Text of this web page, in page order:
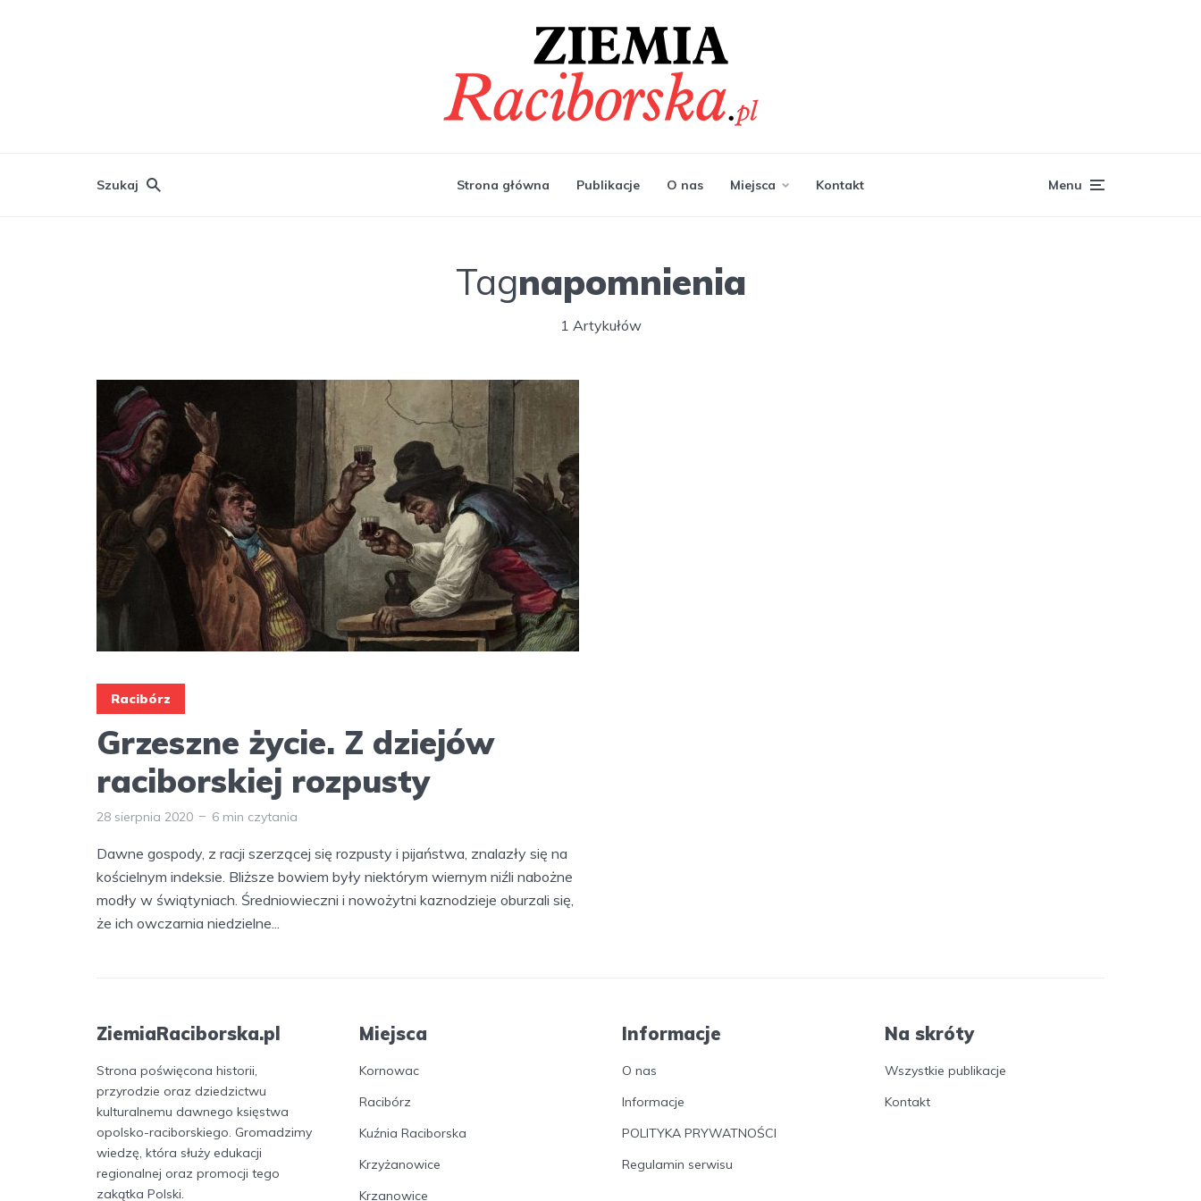
Szukaj Strona główna Publikacje O nas Miejsca Kontakt Menu
Tagnapomnienia
1 Artykułów
Racibórz
Grzeszne życie. Z dziejów
raciborskiej rozpusty
28 sierpnia 2020 6 min czytania
Dawne gospody, z racji szerzącej się rozpusty i pijaństwa, znalazły się na
kościelnym indeksie. Bliższe bowiem były niektórym wiernym niźli nabożne
modły w świątyniach. Średniowieczni i nowożytni kaznodzieje oburzali się,
że ich owczarnia niedzielne...
ZiemiaRaciborska.pl
Strona poświęcona historii,
przyrodzie oraz dziedzictwu
kulturalnemu dawnego księstwa
opolsko-raciborskiego. Gromadzimy
wiedzę, która służy edukacji
regionalnej oraz promocji tego
zakątka Polski.
Miejsca
Kornowac
Racibórz
Kuźnia Raciborska
Krzyżanowice
Krzanowice
Informacje
O nas
Informacje
POLITYKA PRYWATNOŚCI
Regulamin serwisu
Na skróty
Wszystkie publikacje
Kontakt